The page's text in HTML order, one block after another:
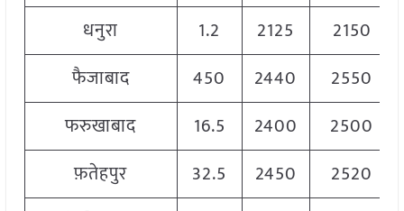
धनुरा
1.2 2125
2150
फैजाबाद
450 2440 2550
फरुखाबाद
16.5 2400
2500
फ़तेहपुर
32.5 2450
2520